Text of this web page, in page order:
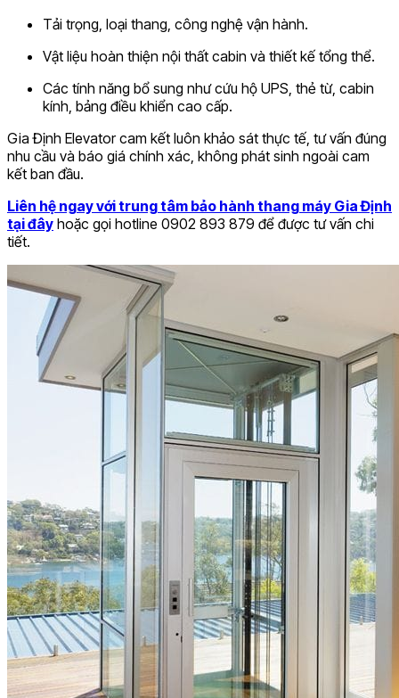
Tải trọng, loại thang, công nghệ vận hành.
Vật liệu hoàn thiện nội thất cabin và thiết kế tổng thể.
Các tính năng bổ sung như cứu hộ UPS, thẻ từ, cabin
kính, bảng điều khiển cao cấp.
Gia Định Elevator cam kết luôn khảo sát thực tế, tư vấn đúng
nhu cầu và báo giá chính xác, không phát sinh ngoài cam
kết ban đầu.
Liên hệ ngay với trung tâm bảo hành thang máy Gia Định
tại đây hoặc gọi hotline 0902 893 879 để được tư vấn chi
tiết.